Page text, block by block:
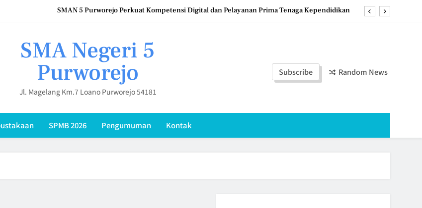
SMAN 5 Purworejo Perkuat Kompetensi Digital dan Pelayanan Prima Tenaga Kependidikan
Hari Keluarga Nasional (HARGANAS) 2026 di SMAN 5 Purworejo Perkuat Komitmen Membangun Generasi
SMA Negeri 5 Purworejo Sambut 12 Mahasiswa PLP Universitas Muhammadiyah Purworejo
SMAN 5 Purworejo Perkuat Kompetensi Digital dan Pelayanan Prima Tenaga Kependidikan
SMA Negeri 5 Purworejo Gelar IHT Pembinaan Kompetensi Guru untuk Tingkatkan Mutu dan Kualitas PBM
SMA Negeri 5
Purworejo
Jl. Magelang Km.7 Loano Purworejo 54181
Subscribe Random News
SPMB 2026 Pengumuman Kontak